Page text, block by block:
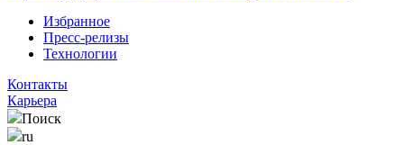
Избранное
Пресс-релизы
Технологии
Контакты
Карьера
Поиск
ru